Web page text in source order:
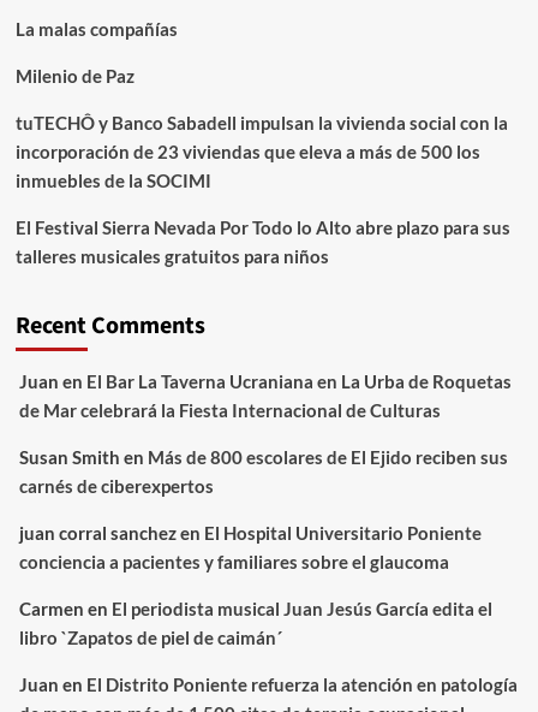
La malas compañías
Milenio de Paz
tuTECHÔ y Banco Sabadell impulsan la vivienda social con la
incorporación de 23 viviendas que eleva a más de 500 los
inmuebles de la SOCIMI
El Festival Sierra Nevada Por Todo lo Alto abre plazo para sus
talleres musicales gratuitos para niños
Recent Comments
Juan en El Bar La Taverna Ucraniana en La Urba de Roquetas
de Mar celebrará la Fiesta Internacional de Culturas
Susan Smith en Más de 800 escolares de El Ejido reciben sus
carnés de ciberexpertos
juan corral sanchezen El Hospital Universitario Poniente
conciencia a pacientes y familiares sobre el glaucoma
Carmen en El periodista musical Juan Jesús García edita el
libro `Zapatos de piel de caimán´
Juan en El Distrito Poniente refuerza la atención en patología